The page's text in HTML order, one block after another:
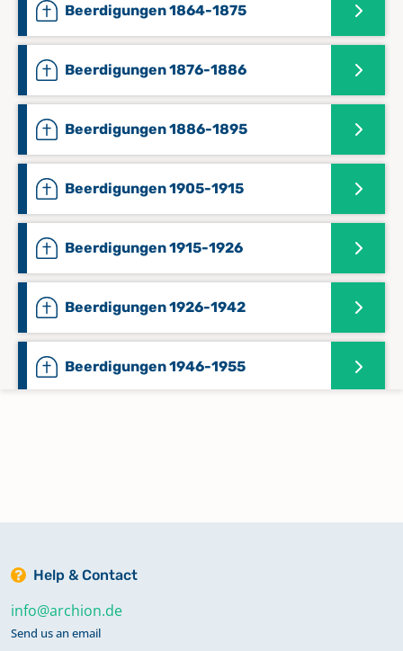
Beerdigungen 1864-1875
Beerdigungen 1876-1886
Beerdigungen 1886-1895
Beerdigungen 1905-1915
Beerdigungen 1915-1926
Beerdigungen 1926-1942
Beerdigungen 1946-1955
Kirchenbuch 1599-1622
Help & Contact
info@archion.de
Send us an email